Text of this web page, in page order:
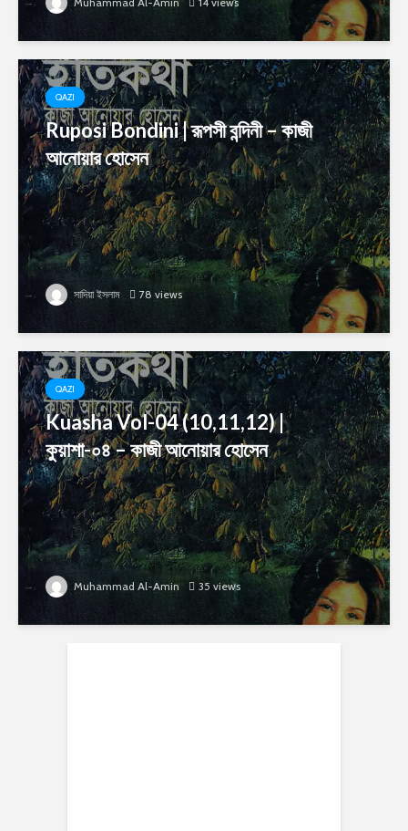
QAZI
Ruposi Bondini | রূপসী বন্দিনী – কাজী
আনোয়ার হোসেন
সাদিয়া ইসলাম 78 views
QAZI
Kuasha Vol-04 (10,11,12) |
কুয়াশা-০৪ – কাজী আনোয়ার হোসেন
Muhammad Al-Amin 35 views